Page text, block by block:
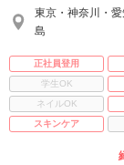
東京・神奈川・
島
正社員登用
学生OK
ネイルOK
スキンケア